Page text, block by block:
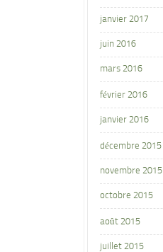
janvier 2017
juin 2016
mars 2016
février 2016
janvier 2016
décembre 2015
novembre 2015
octobre 2015
août 2015
juillet 2015